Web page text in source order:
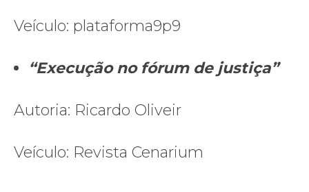
Veículo: plataforma9p9
“Execução no fórum de justiça”
Autoria: Ricardo Oliveir
Veículo: Revista Cenarium